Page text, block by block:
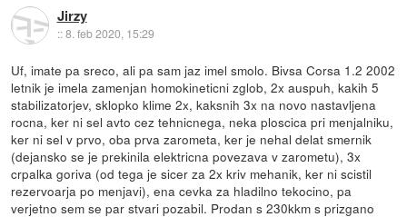
Jirzy
::8. feb 2020, 15:29
Uf, imate pa sreco, ali pa sam jaz imel smolo. Bivsa Corsa 1.2 2002
letnik je imela zamenjan homokineticni zglob, 2x auspuh, kakih 5
stabilizatorjev, sklopko klime 2x, kaksnih 3x na novo nastavljena
rocna, ker ni sel avto cez tehnicnega, neka ploscica pri menjalniku,
ker ni sel v prvo, oba prva zarometa, ker je nehal delat smernik
(dejansko se je prekinila elektricna povezava v zarometu), 3x
crpalka goriva (od tega je sicer za 2x kriv mehanik, ker ni scistil
rezervoarja po menjavi), ena cevka za hladilno tekocino, pa
verjetno sem se par stvari pozabil. Prodan s 230kkm s prizgano